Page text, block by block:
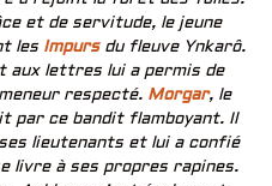
et de servitude, le jeune
les Impursdu fleuve Ynkarô.
aux lettres lui a permis de
respecté. Morgar, le
par ce bandit flamboyant. Il
lieutenants et lui a confié
livre à ses propres rapines.